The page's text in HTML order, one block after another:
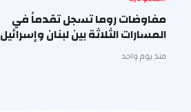
مفاوضات روما تسجل تقدماً في
المسارات الثلاثة بين لبنان وإسرائيل
منذ يوم واحد